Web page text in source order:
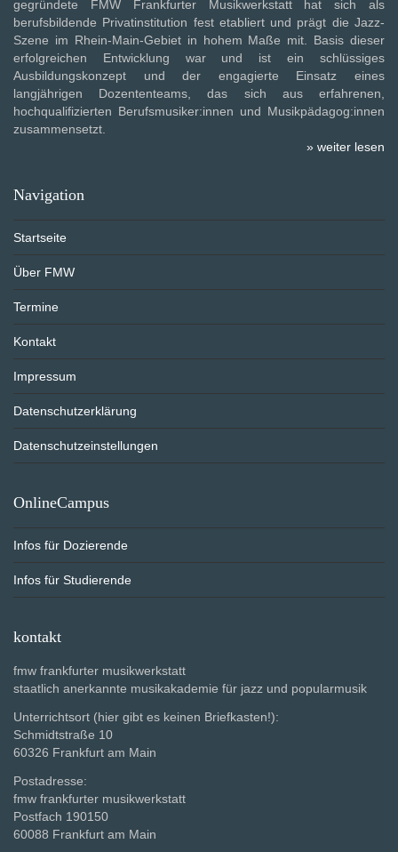
gegründete FMW Frankfurter Musikwerkstatt hat sich als
berufsbildende Privatinstitution fest etabliert und prägt die Jazz-
Szene im Rhein-Main-Gebiet in hohem Maße mit. Basis dieser
erfolgreichen Entwicklung war und ist ein schlüssiges
Ausbildungskonzept und der engagierte Einsatz eines
langjährigen Dozententeams, das sich aus erfahrenen,
hochqualifizierten Berufsmusiker:innen und Musikpädagog:innen
zusammensetzt.
» weiter lesen
Navigation
Startseite
Über FMW
Termine
Kontakt
Impressum
Datenschutzerklärung
Datenschutzeinstellungen
OnlineCampus
Infos für Dozierende
Infos für Studierende
kontakt
fmw frankfurter musikwerkstatt
staatlich anerkannte musikakademie für jazz und popularmusik
Unterrichtsort (hier gibt es keinen Briefkasten!):
Schmidtstraße 10
60326 Frankfurt am Main
Postadresse:
fmw frankfurter musikwerkstatt
Postfach 190150
60088 Frankfurt am Main